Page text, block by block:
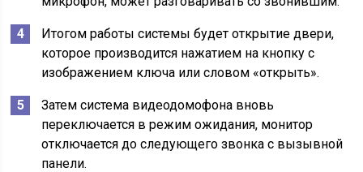
Итогом работы системы будет открытие двери,
которое производится нажатием на кнопку с
изображением ключа или словом «открыть».
Затем система видеодомофона вновь
переключается в режим ожидания, монитор
отключается до следующего звонка с вызывной
панели.